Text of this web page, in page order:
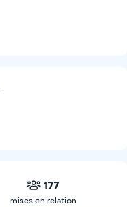
177
mises en relation